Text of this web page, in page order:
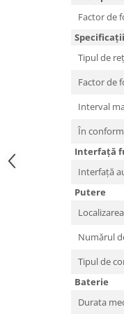
Componente Server
Servere
Retelistica &
Multifunctionale
Imprimante 3D
Factor de
Tipul de
Factor de
Interval
În
Interfață
Interfață
Putere
Numărul
Tipul de
Baterie
Durata